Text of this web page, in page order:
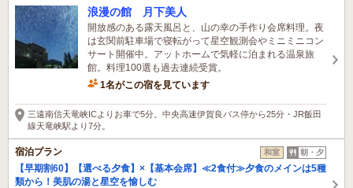
浪漫の館 月下美人
開放感のある露天風呂と、山の幸の手作り会席料理。夜
は玄関前駐車場で寝転がって星空観測会やミニミニコン
サート開催中。アットホームで気軽に泊まれる温泉旅
館。料理100選も過去連続受賞。
1名がこの宿を見ています
三遠南信天竜峡ICよりお車で5分。中央高速伊賀良バス停から25分・JR飯田
線天竜峡駅より7分。
宿泊プラン 和室 朝・夕
【早期割60】【選べる夕食】×【基本会席】≪2食付≫夕食のメインは5種
類から！美肌の湯と星空を愉しむ